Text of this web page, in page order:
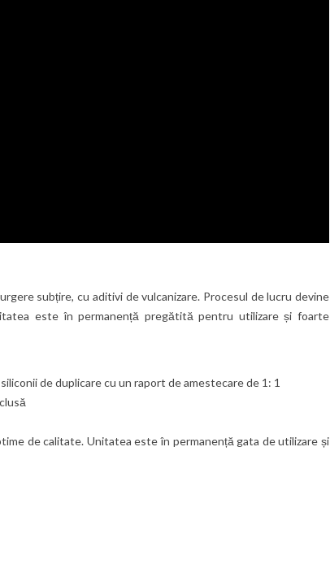
subțire, cu aditivi de vulcanizare. Procesul de lucru devine
este în permanență pregătită pentru utilizare și foarte
de duplicare cu un raport de amestecare de 1: 1
de calitate. Unitatea este în permanență gata de utilizare și